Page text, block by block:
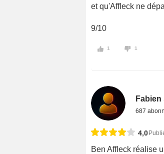
et qu'Affleck ne
9/10
1 1
Fabien
687
4,0
Ben Affleck réalise